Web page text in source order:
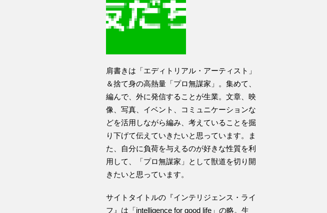
肩書きは「エディトリアル・アーティスト」
＆捨て身の高熱量「プロ無謀家」。集めて、
編んで、外に発信することが生業。文章、映
像、写真、イベント、コミュニケーションな
どを活用しながら編み、考えていることを掘
り下げて伝えていきたいと思っています。ま
た、自分に負荷を与えるのが好きな性質を利
用して、「プロ無謀家」として獣道を切り開
きたいと思っています。
サイトタイトルの『インテリジェンス・ライ
フ』は「intelligence for good life」の略。生